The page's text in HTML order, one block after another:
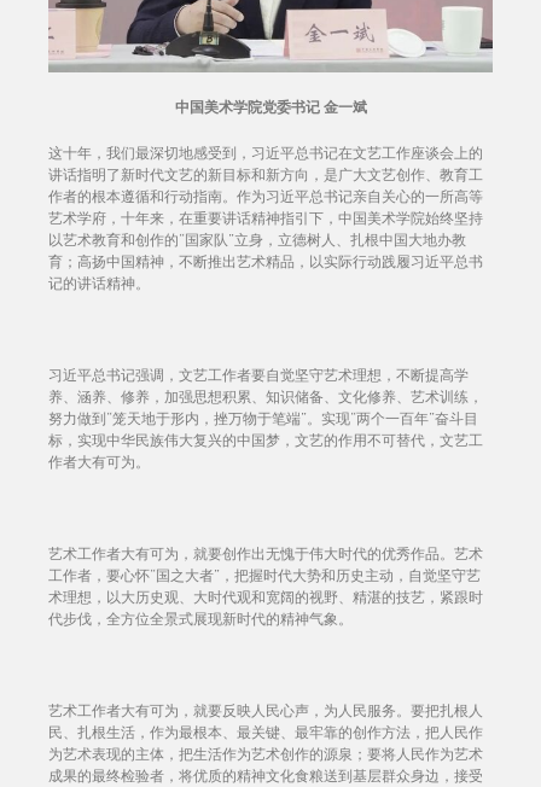
中国美术学院党委书记 金一斌
这十年，我们最深切地感受到，习近平总书记在文艺工作座谈会上的
讲话指明了新时代文艺的新目标和新方向，是广大文艺创作、教育工
作者的根本遵循和行动指南。作为习近平总书记亲自关心的一所高等
艺术学府，十年来，在重要讲话精神指引下，中国美术学院始终坚持
以艺术教育和创作的“国家队”立身，立德树人、扎根中国大地办教
育；高扬中国精神，不断推出艺术精品，以实际行动践履习近平总书
记的讲话精神。
习近平总书记强调，文艺工作者要自觉坚守艺术理想，不断提高学
养、涵养、修养，加强思想积累、知识储备、文化修养、艺术训练，
努力做到“笼天地于形内，挫万物于笔端”。实现“两个一百年”奋斗目
标，实现中华民族伟大复兴的中国梦，文艺的作用不可替代，文艺工
作者大有可为。
艺术工作者大有可为，就要创作出无愧于伟大时代的优秀作品。艺术
工作者，要心怀“国之大者”，把握时代大势和历史主动，自觉坚守艺
术理想，以大历史观、大时代观和宽阔的视野、精湛的技艺，紧跟时
代步伐，全方位全景式展现新时代的精神气象。
艺术工作者大有可为，就要反映人民心声，为人民服务。要把扎根人
民、扎根生活，作为最根本、最关键、最牢靠的创作方法，把人民作
为艺术表现的主体，把生活作为艺术创作的源泉；要将人民作为艺术
成果的最终检验者，将优质的精神文化食粮送到基层群众身边，接受